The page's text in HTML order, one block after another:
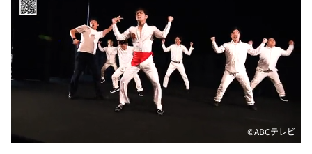
©ABCテレビ